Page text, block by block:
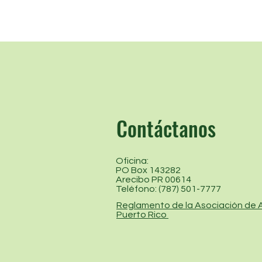
Contáctanos
Oficina:
PO Box 143282
Arecibo PR 00614
Teléfono: (787) 501-7777
Reglamento de la Asociación de
Puerto Rico